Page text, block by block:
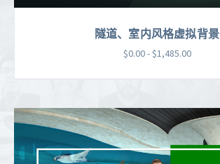
隧道、室内风格虚拟背景
$0.00 - $1,485.00